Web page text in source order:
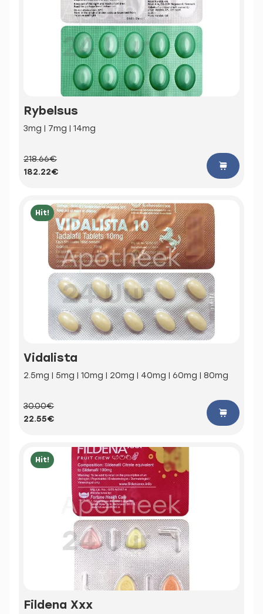
Rybelsus
3mg | 7mg | 14mg
218.66€
182.22€
Hit!
Vidalista
2.5mg | 5mg | 10mg | 20mg | 40mg | 60mg | 80mg
30.00€
22.55€
Hit!
Fildena Xxx